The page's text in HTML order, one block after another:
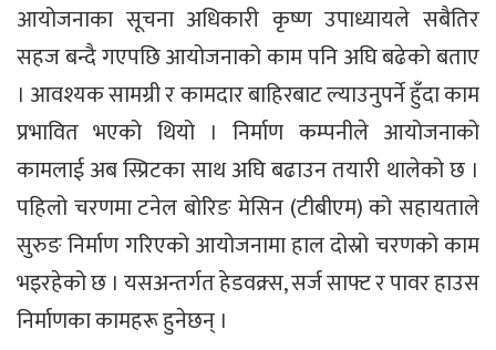
आयोजनाका सूचना अधिकारी कृष्ण उपाध्यायले सबैतिर
सहज बन्दै गएपछि आयोजनाको काम पनि अघि बढेको बताए
। आवश्यक सामग्री र कामदार बाहिरबाट ल्याउनुपर्ने हुँदा काम
प्रभावित भएको थियो । निर्माण कम्पनीले आयोजनाको
कामलाई अब स्प्रिटका साथ अघि बढाउन तयारी थालेको छ ।
पहिलो चरणमा टनेल बोरिङ मेसिन (टीबीएम) को सहायताले
सुरुङ निर्माण गरिएको आयोजनामा हाल दोस्रो चरणको काम
भइरहेको छ । यसअन्तर्गत हेडवक्र्स, सर्ज साफ्ट र पावर हाउस
निर्माणका कामहरू हुनेछन् ।